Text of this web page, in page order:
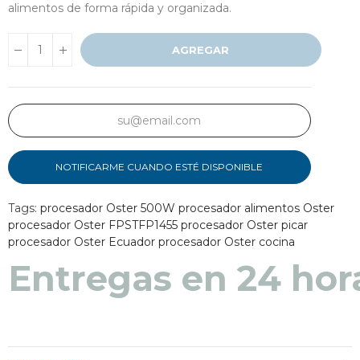
alimentos de forma rápida y organizada.
AGREGAR
NOTIFICARME CUANDO ESTÉ DISPONIBLE
Tags: procesador Oster 500W procesador alimentos Oster
procesador Oster FPSTFP1455 procesador Oster picar
procesador Oster Ecuador procesador Oster cocina
Entregas en 48 a